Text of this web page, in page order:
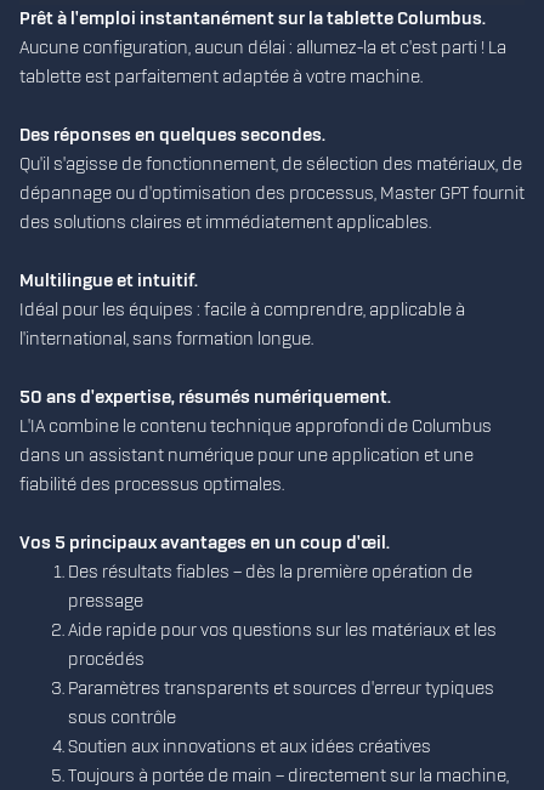
Prêt à l'emploi instantanément sur la tablette Columbus.
Aucune configuration, aucun délai : allumez-la et c'est parti ! La
tablette est parfaitement adaptée à votre machine.
Des réponses en quelques secondes.
Qu'il s'agisse de fonctionnement, de sélection des matériaux, de
dépannage ou d'optimisation des processus, Master GPT fournit
des solutions claires et immédiatement applicables.
Multilingue et intuitif.
Idéal pour les équipes : facile à comprendre, applicable à
l'international, sans formation longue.
50 ans d'expertise, résumés numériquement.
L'IA combine le contenu technique approfondi de Columbus
dans un assistant numérique pour une application et une
fiabilité des processus optimales.
Vos 5 principaux avantages en un coup d'œil.
Des résultats fiables – dès la première opération de
pressage
Aide rapide pour vos questions sur les matériaux et les
procédés
Paramètres transparents et sources d'erreur typiques
sous contrôle
Soutien aux innovations et aux idées créatives
Toujours à portée de main – directement sur la machine,